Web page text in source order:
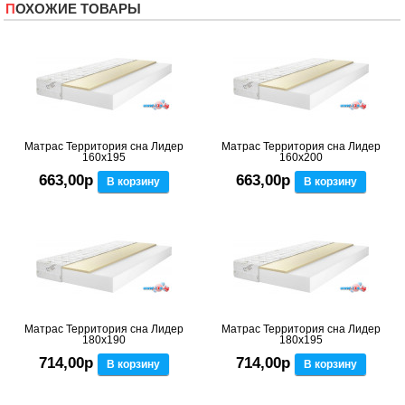
ПОХОЖИЕ ТОВАРЫ
Матрас Территория сна Лидер
160x195
663,00р В корзину
Матрас Территория сна Лидер
160x200
663,00р В корзину
Матрас Территория сна Лидер
180x190
714,00р В корзину
Матрас Территория сна Лидер
180x195
714,00р В корзину